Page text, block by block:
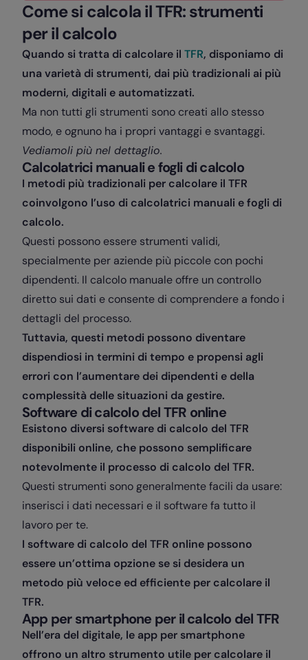
Come si calcola il TFR: strumenti
per il calcolo
Quando si tratta di calcolare il TFR, disponiamo di
una varietà di strumenti, dai più tradizionali ai più
moderni, digitali e automatizzati.
Ma non tutti gli strumenti sono creati allo stesso
modo, e ognuno ha i propri vantaggi e svantaggi.
Vediamoli più nel dettaglio.
Calcolatrici manuali e fogli di calcolo
I metodi più tradizionali per calcolare il TFR
coinvolgono l’uso di calcolatrici manuali e fogli di
calcolo.
Questi possono essere strumenti validi,
specialmente per aziende più piccole con pochi
dipendenti. Il calcolo manuale offre un controllo
diretto sui dati e consente di comprendere a fondo i
dettagli del processo.
Tuttavia, questi metodi possono diventare
dispendiosi in termini di tempo e propensi agli
errori con l’aumentare dei dipendenti e della
complessità delle situazioni da gestire.
Software di calcolo del TFR online
Esistono diversi software di calcolo del TFR
disponibili online, che possono semplificare
notevolmente il processo di calcolo del TFR.
Questi strumenti sono generalmente facili da usare:
inserisci i dati necessari e il software fa tutto il
lavoro per te.
I software di calcolo del TFR online possono
essere un’ottima opzione se si desidera un
metodo più veloce ed efficiente per calcolare il
TFR.
App per smartphone per il calcolo del TFR
Nell’era del digitale, le app per smartphone
offrono un altro strumento utile per calcolare il